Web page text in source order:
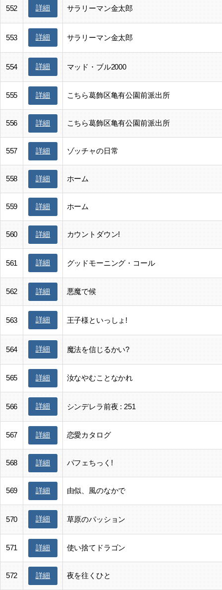
552 詳細 サラリーマン金太郎
553 詳細 サラリーマン金太郎
554 詳細 マッド・ブル2000
555 詳細 こちら葛飾区亀有公園前派出所
556 詳細 こちら葛飾区亀有公園前派出所
557 詳細 ゾッチャの日常
558 詳細 ホーム
559 詳細 ホーム
560 詳細 カウントダウン!
561 詳細 グッドモーニング・コール
562 詳細 悪魔で候
563 詳細 王子様といっしょ!
564 詳細 魔法を信じるかい?
565 詳細 汝なやむことなかれ
566 詳細 シンデレラ前夜 : 251
567 詳細 恋愛カタログ
568 詳細 パフェちっく!
569 詳細 由似、風のなかで
570 詳細 草原のパッション
571 詳細 使い捨てドラゴン
572 詳細 夜を往くひと